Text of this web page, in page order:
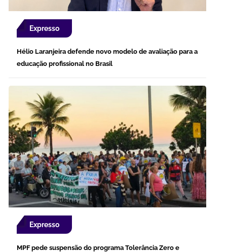
Expresso
Hélio Laranjeira defende novo modelo de avaliação para a
educação profissional no Brasil
Expresso
MPF pede suspensão do programa Tolerância Zero e